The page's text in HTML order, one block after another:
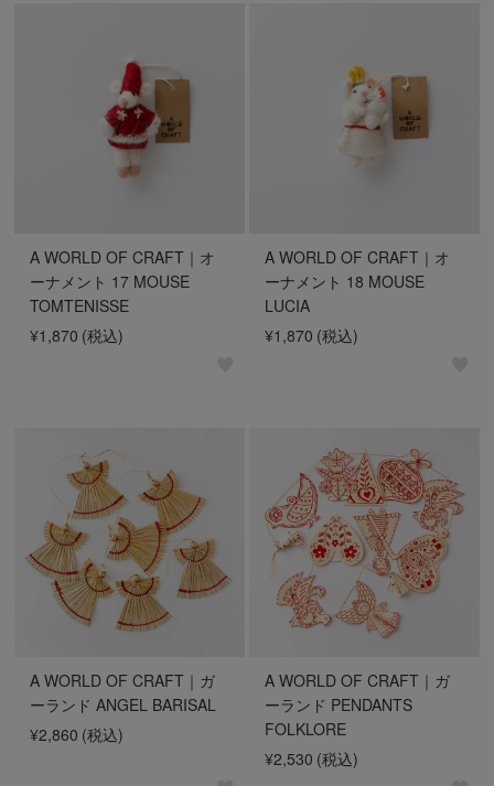
A WORLD OF CRAFT｜オ
ーナメント 17 MOUSE
TOMTENISSE
¥1,870 (税込)
A WORLD OF CRAFT｜オ
ーナメント 18 MOUSE
LUCIA
¥1,870 (税込)
A WORLD OF CRAFT｜ガ
ーランド ANGEL BARISAL
¥2,860 (税込)
A WORLD OF CRAFT｜ガ
ーランド PENDANTS
FOLKLORE
¥2,530 (税込)